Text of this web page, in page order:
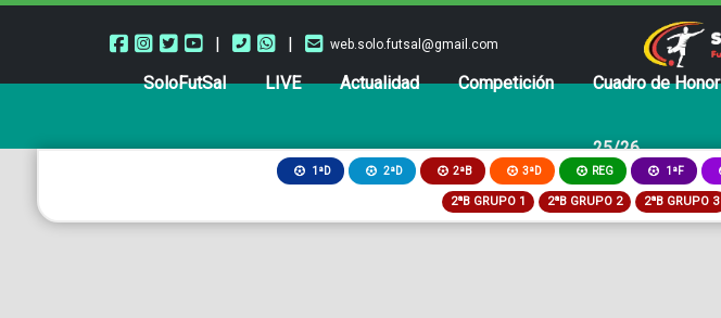
| | web.solo.futsal@gmail.com
SoloFutSal LIVE Actualidad Competición Cuadro de Honor
25/26
1ªD 2ªD 2ªB 3ªD REG 1ªF
2ªB GRUPO 1 2ªB GRUPO 2 2ªB GRUPO 3